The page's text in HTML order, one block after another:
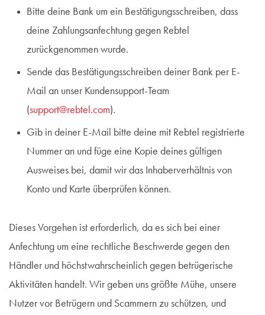
Bitte deine Bank um ein Bestätigungsschreiben, dass
deine Zahlungsanfechtung gegen Rebtel
zurückgenommen wurde.
Sende das Bestätigungsschreiben deiner Bank per E-
Mail an unser Kundensupport-Team
(support@rebtel.com).
Gib in deiner E-Mail bitte deine mit Rebtel registrierte
Nummer an und füge eine Kopie deines gültigen
Ausweises bei, damit wir das Inhaberverhältnis von
Konto und Karte überprüfen können.
Dieses Vorgehen ist erforderlich, da es sich bei einer
Anfechtung um eine rechtliche Beschwerde gegen den
Händler und höchstwahrscheinlich gegen betrügerische
Aktivitäten handelt. Wir geben uns größte Mühe, unsere
Nutzer vor Betrügern und Scammern zu schützen, und